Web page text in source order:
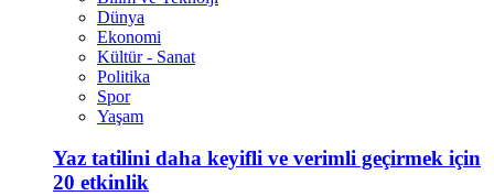
Dünya
Ekonomi
Kültür - Sanat
Politika
Spor
Yaşam
Yaz tatilini daha keyifli ve verimli geçirmek için
20 etkinlik